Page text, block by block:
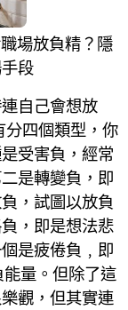
場放負精？隱
段
自己會想放
四個類型，你
受害負，經常
是轉變負，即
，試圖以放負
，即是想法悲
是疲倦負﹐即
量。但除了這
觀，但其實連